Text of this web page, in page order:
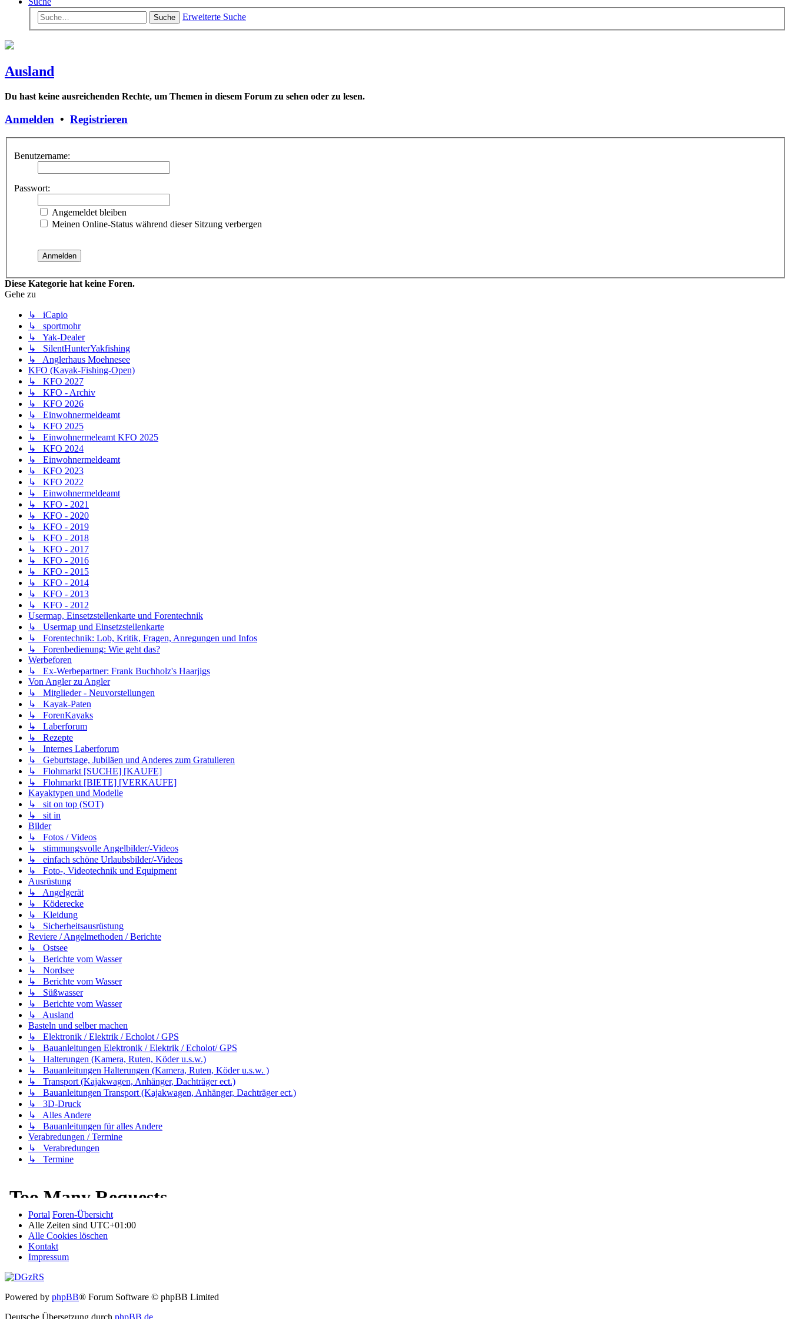
Suche Erweiterte Suche
Ausland
Du hast keine ausreichenden Rechte, um Themen in diesem Forum zu sehen oder zu lesen.
Anmelden • Registrieren
Benutzername:
Passwort:
Angemeldet bleiben
Meinen Online-Status während dieser Sitzung verbergen
Diese Kategorie hat keine Foren.
Gehe zu
↳ iCapio
↳ sportmohr
↳ Yak-Dealer
↳ SilentHunterYakfishing
↳ Anglerhaus Moehnesee
KFO (Kayak-Fishing-Open)
↳ KFO 2027
↳ KFO - Archiv
↳ KFO 2026
↳ Einwohnermeldeamt
↳ KFO 2025
↳ Einwohnermeleamt KFO 2025
↳ KFO 2024
↳ Einwohnermeldeamt
↳ KFO 2023
↳ KFO 2022
↳ Einwohnermeldeamt
↳ KFO - 2021
↳ KFO - 2020
↳ KFO - 2019
↳ KFO - 2018
↳ KFO - 2017
↳ KFO - 2016
↳ KFO - 2015
↳ KFO - 2014
↳ KFO - 2013
↳ KFO - 2012
Usermap, Einsetzstellenkarte und Forentechnik
↳ Usermap und Einsetzstellenkarte
↳ Forentechnik: Lob, Kritik, Fragen, Anregungen und Infos
↳ Forenbedienung: Wie geht das?
Werbeforen
↳ Ex-Werbepartner: Frank Buchholz's Haarjigs
Von Angler zu Angler
↳ Mitglieder - Neuvorstellungen
↳ Kayak-Paten
↳ ForenKayaks
↳ Laberforum
↳ Rezepte
↳ Internes Laberforum
↳ Geburtstage, Jubiläen und Anderes zum Gratulieren
↳ Flohmarkt [SUCHE] [KAUFE]
↳ Flohmarkt [BIETE] [VERKAUFE]
Kayaktypen und Modelle
↳ sit on top (SOT)
↳ sit in
Bilder
↳ Fotos / Videos
↳ stimmungsvolle Angelbilder/-Videos
↳ einfach schöne Urlaubsbilder/-Videos
↳ Foto-, Videotechnik und Equipment
Ausrüstung
↳ Angelgerät
↳ Köderecke
↳ Kleidung
↳ Sicherheitsausrüstung
Reviere / Angelmethoden / Berichte
↳ Ostsee
↳ Berichte vom Wasser
↳ Nordsee
↳ Berichte vom Wasser
↳ Süßwasser
↳ Berichte vom Wasser
↳ Ausland
Basteln und selber machen
↳ Elektronik / Elektrik / Echolot / GPS
↳ Bauanleitungen Elektronik / Elektrik / Echolot/ GPS
↳ Halterungen (Kamera, Ruten, Köder u.s.w.)
↳ Bauanleitungen Halterungen (Kamera, Ruten, Köder u.s.w. )
↳ Transport (Kajakwagen, Anhänger, Dachträger ect.)
↳ Bauanleitungen Transport (Kajakwagen, Anhänger, Dachträger ect.)
↳ 3D-Druck
↳ Alles Andere
↳ Bauanleitungen für alles Andere
Verabredungen / Termine
↳ Verabredungen
↳ Termine
Portal Foren-Übersicht
Alle Zeiten sind UTC+01:00
Alle Cookies löschen
Kontakt
Impressum
Powered by phpBB® Forum Software © phpBB Limited